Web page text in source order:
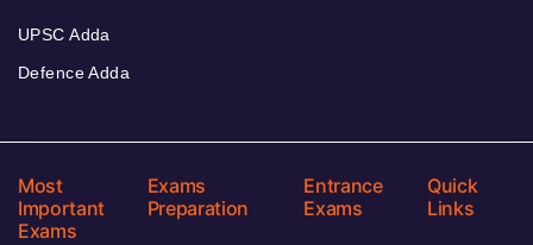
UPSC Adda
Defence Adda
Most
Important
Exams
Exams
Preparation
Entrance
Exams
Quick
Links